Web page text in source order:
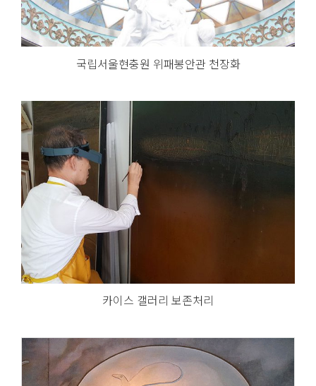
국립서울현충원 위패봉안관 천장화
카이스 갤러리 보존처리